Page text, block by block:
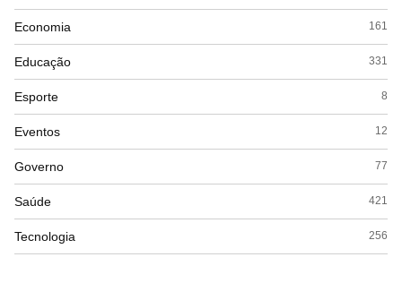
Economia 161
Educação 331
Esporte 8
Eventos 12
Governo 77
Saúde 421
Tecnologia 256